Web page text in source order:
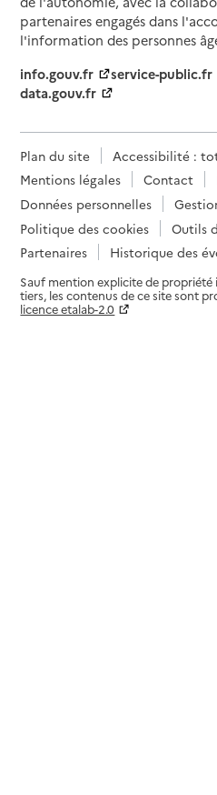
partenaires engagés dans
l'information des personnes
info.gouv.fr
service-public.fr
data.gouv.fr
Plan du site
Accessibilité :
Mentions légales
Contact
Données personnelles
Politique des cookies
Outils
Partenaires
Historique des
Sauf mention explicite de propriété
tiers, les contenus de ce site sont
licence etalab-2.0